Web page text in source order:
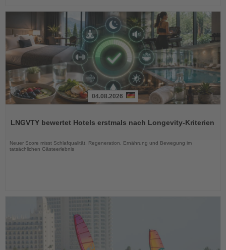
die
04.08.2026
LNGVTY bewertet Hotels erstmals nach Longevity-Kriterien
Neuer Score misst Schlafqualität, Regeneration, Ernährung und Bewegung im
tatsächlichen Gästeerlebnis